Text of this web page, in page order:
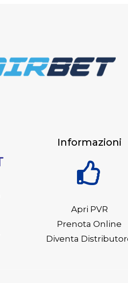
Informazioni
Apri PVR
Prenota Online
Diventa